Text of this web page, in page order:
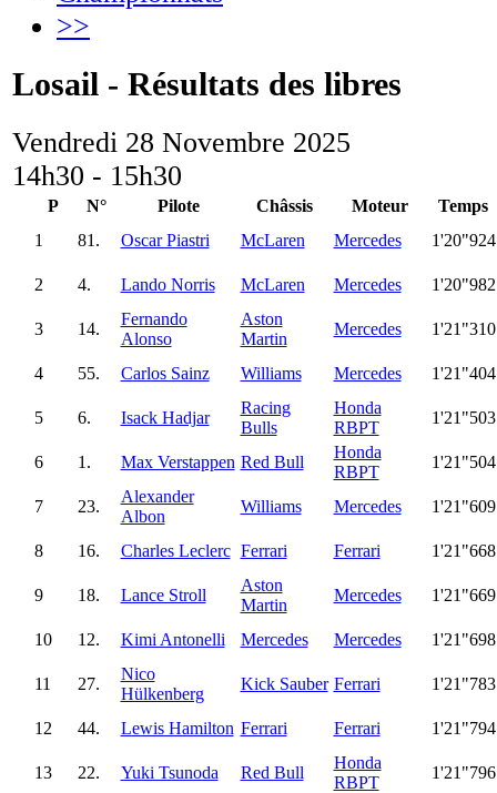
>>
Losail - Résultats des libres
Vendredi 28 Novembre 2025
14h30 - 15h30
P N° Pilote Châssis Moteur
Temps
1
81. Oscar Piastri McLaren Mercedes 1'20"924
2 4. Lando Norris McLaren Mercedes 1'20"982
3 14.
Fernando
Alonso
Aston
Martin
Mercedes 1'21"310
4 55. Carlos Sainz Williams Mercedes 1'21"404
5 6. Isack Hadjar
Racing
Bulls
Honda
RBPT
1'21"503
6 1. Max Verstappen Red Bull
Honda
RBPT
1'21"504
7 23.
Alexander
Albon
Williams Mercedes 1'21"609
8 16. Charles Leclerc Ferrari Ferrari 1'21"668
9 18. Lance Stroll
Aston
Martin
Mercedes 1'21"669
10 12. Kimi Antonelli Mercedes Mercedes 1'21"698
11 27.
Nico
Hülkenberg
Kick Sauber Ferrari 1'21"783
12 44. Lewis Hamilton Ferrari Ferrari 1'21"794
13 22. Yuki Tsunoda Red Bull
Honda
RBPT
1'21"796